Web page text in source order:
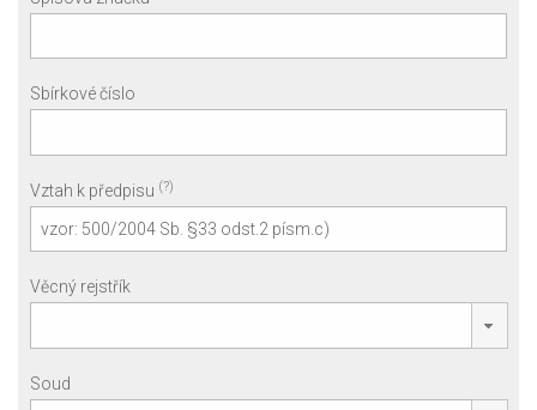
Sbírkové číslo
Vztah k předpisu (?)
Věcný rejstřík
Soud